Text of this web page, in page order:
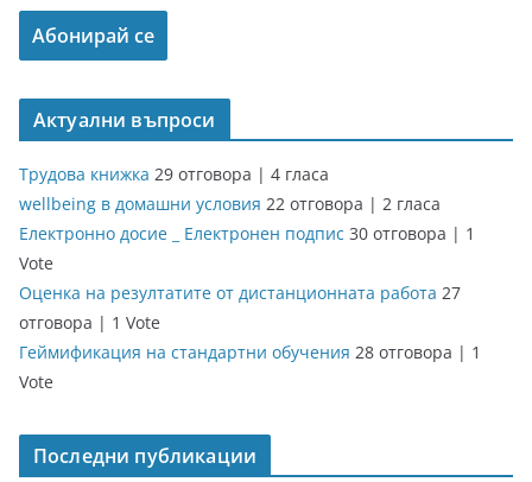
Актуални въпроси
Трудова книжка 29 отговора | 4 гласа
wellbeing в домашни условия 22 отговора | 2 гласа
Електронно досие _ Електронен подпис 30 отговора | 1
Vote
Оценка на резултатите от дистанционната работа 27
отговора | 1 Vote
Геймификация на стандартни обучения 28 отговора | 1
Vote
Последни публикации